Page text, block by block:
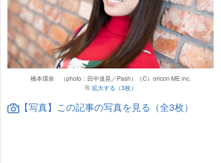
橋本環奈 （photo：田中達晃／Pash）（C）oricon ME inc.
拡大する（3枚）
【写真】この記事の写真を見る（全3枚）